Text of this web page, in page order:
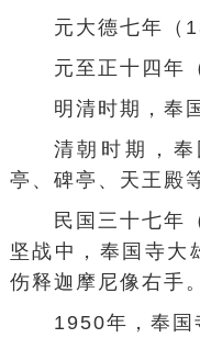
元大德七年（
元至正十四年
明清时期，奉
清朝时期，
亭、碑亭、天王殿
民国三十七年
坚战中，奉国寺大
伤释迦摩尼像右手。
1950年，奉国